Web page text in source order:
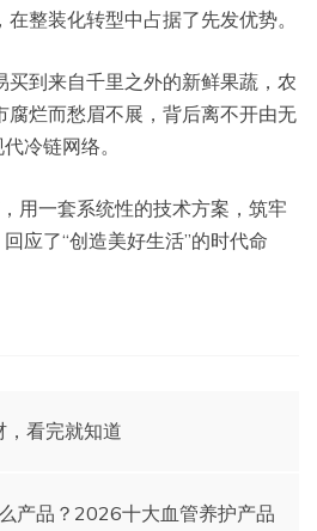
整装化转型中占据了先发优势。
买到来自千里之外的新鲜果蔬，农
腐烂而愁眉不展，背后离不开由无
冷链网络。
用一套系统性的技术方案，筑牢
应了“创造美好生活”的时代命
，看完就知道
产品？2026十大血管养护产品